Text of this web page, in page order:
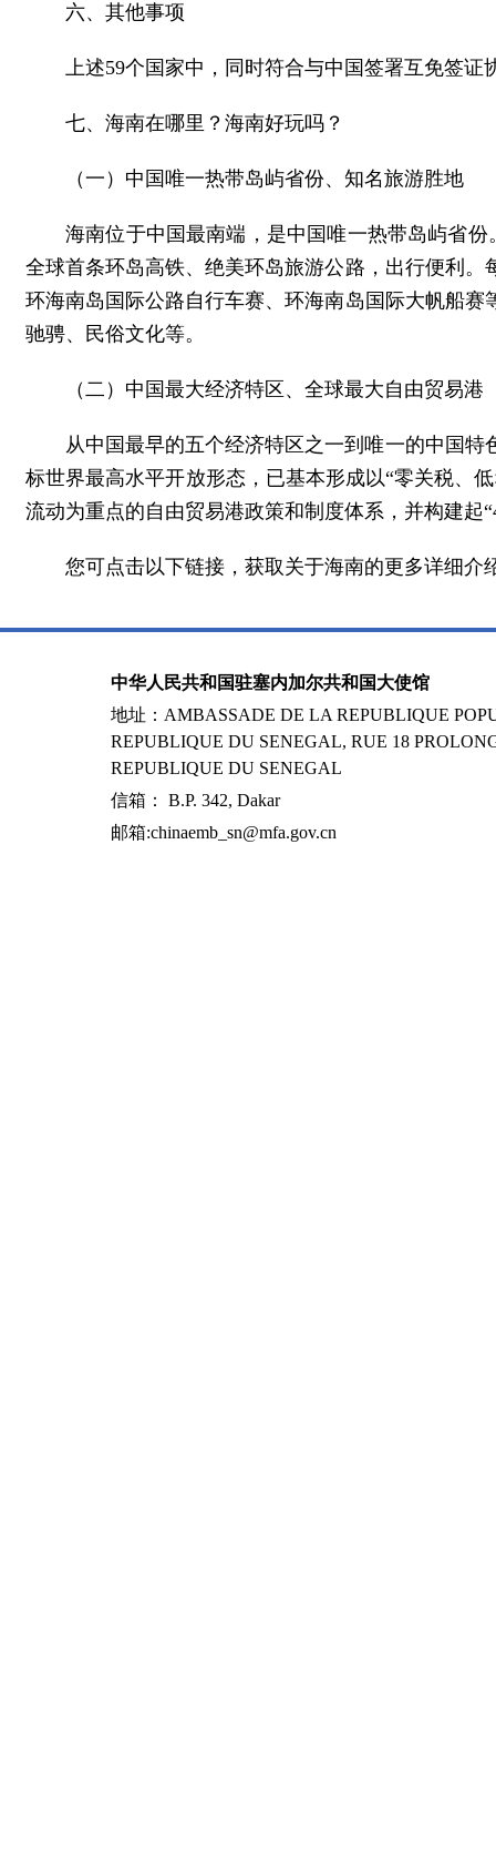
六、其他事项
上述59个国家中，同时符合与中国签署互免签
七、海南在哪里？海南好玩吗？
（一）中国唯一热带岛屿省份、知名旅游胜地
海南位于中国最南端，是中国唯一热带岛屿省
全球首条环岛高铁、绝美环岛旅游公路，出行便利
环海南岛国际公路自行车赛、环海南岛国际大帆船
驰骋、民俗文化等。
（二）中国最大经济特区、全球最大自由贸易港
从中国最早的五个经济特区之一到唯一的中国
标世界最高水平开放形态，已基本形成以“零关税、
流动为重点的自由贸易港政策和制度体系，并构建起
您可点击以下链接，获取关于海南的更多详细介
中华人民共和国驻塞内加尔共和国大使馆
地址：AMBASSADE DE LA REPUBLIQUE
REPUBLIQUE DU SENEGAL, RUE 18
REPUBLIQUE DU SENEGAL
信箱： B.P. 342, Dakar
邮箱:chinaemb_sn@mfa.gov.cn